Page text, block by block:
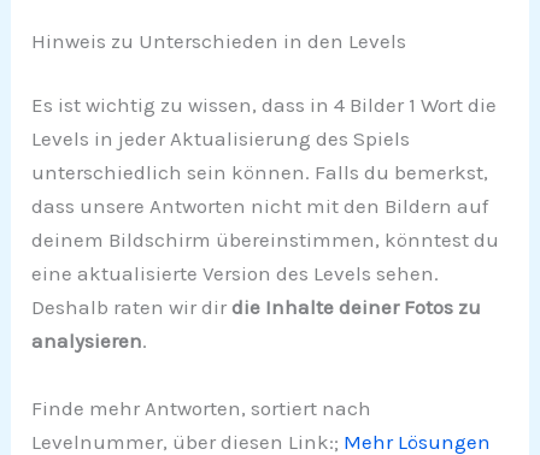
Hinweis zu Unterschieden in den Levels
Es ist wichtig zu wissen, dass in 4 Bilder 1 Wort die
Levels in jeder Aktualisierung des Spiels
unterschiedlich sein können. Falls du bemerkst,
dass unsere Antworten nicht mit den Bildern auf
deinem Bildschirm übereinstimmen, könntest du
eine aktualisierte Version des Levels sehen.
Deshalb raten wir dirdie Inhalte deiner Fotos zu
analysieren.
Finde mehr Antworten, sortiert nach
Levelnummer, über diesen Link:; Mehr Lösungen